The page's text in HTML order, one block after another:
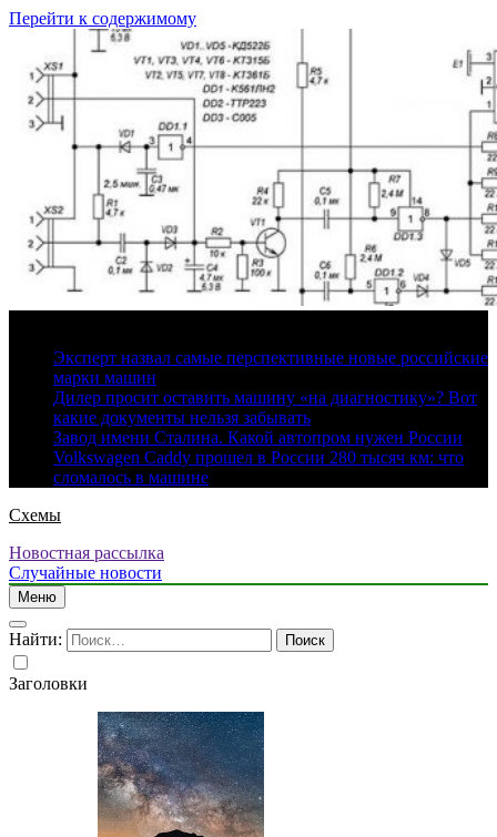
Перейти к содержимому
Эксперт назвал самые перспективные новые российские
марки машин
Дилер просит оставить машину «на диагностику»? Вот
какие документы нельзя забывать
Завод имени Сталина. Какой автопром нужен России
Volkswagen Caddy прошел в России 280 тысяч км: что
сломалось в машине
Схемы
Новостная рассылка
Случайные новости
Меню
Найти:
Заголовки